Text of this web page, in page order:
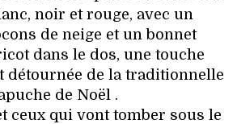
noir et rouge, avec un
de neige et un bonnet
dans le dos, une touche
détournée de la traditionnelle
de Noël .
ceux qui vont tomber sous le